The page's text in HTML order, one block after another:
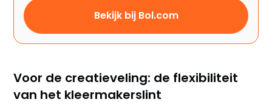
Bekijk bij Bol.com
Voor de creatieveling: de flexibiliteit
van het kleermakerslint